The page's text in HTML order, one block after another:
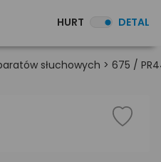
HURT DETAL
słuchowych > 675 /